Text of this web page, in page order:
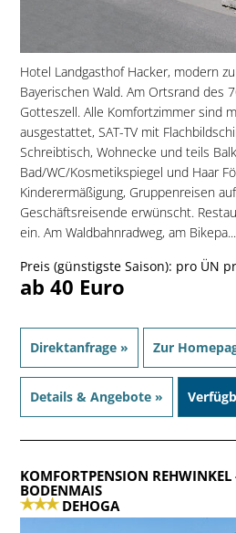
Hotel Landgasthof Hacker, modern
Bayerischen Wald. Am Ortsrand des
Gotteszell. Alle Komfortzimmer sind
ausgestattet, SAT-TV mit
Schreibtisch, Wohnecke und teils
Bad/WC/Kosmetikspiegel und Haar
Kinderermäßigung, Gruppenreisen
Geschäftsreisende erwünscht.
ein. Am Waldbahnradweg, am Bikepa...
Preis (günstigste Saison): pro ÜN
ab 40 Euro
Direktanfrage » Zur
Details & Angebote »
KOMFORTPENSION REHWINKEL
BODENMAIS
DEHOGA